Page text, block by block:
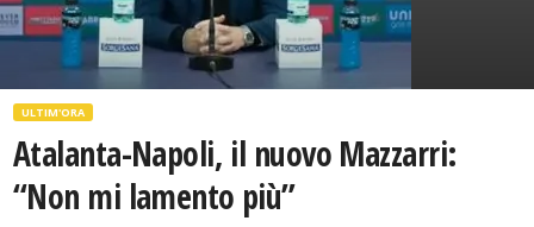
ULTIM'ORA
Atalanta-Napoli, il nuovo Mazzarri:
“Non mi lamento più”